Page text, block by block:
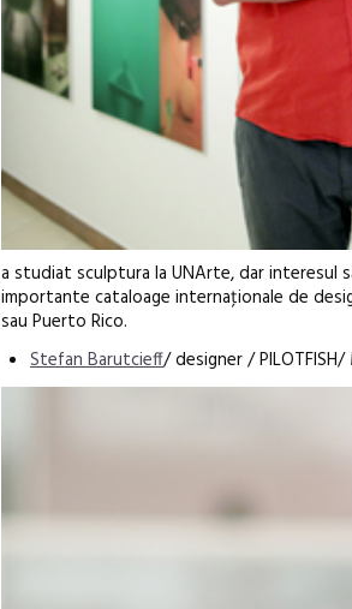
a studiat sculptura la UNArte, dar interesul
importante cataloage internaţionale de
sau Puerto Rico.
Stefan Barutcieff/ designer / PILOTFISH/